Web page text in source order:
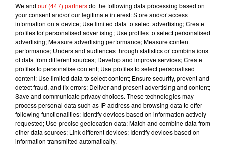
Musique
We and our (447) partnersdo the following data processing based on
your consent and/or our legitimate interest: Store and/or access
information on a device; Use limited data to select advertising; Create
profiles for personalised advertising; Use profiles to select personalised
advertising; Measure advertising performance; Measure content
performance; Understand audiences through statistics or combinations
of data from different sources; Develop and improve services; Create
profiles to personalise content; Use profiles to select personalised
content; Use limited data to select content; Ensure security, prevent and
detect fraud, and fix errors; Deliver and present advertising and content;
Save and communicate privacy choices. These technologies may
process personal data such as IP address and browsing data to offer
following functionalities: Identify devices based on information actively
requested; Use precise geolocation data; Match and combine data from
other data sources; Link different devices; Identify devices based on
information transmitted automatically.